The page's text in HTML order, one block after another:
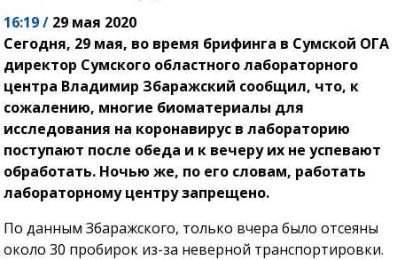
16:19 / 29 мая 2020
Сегодня, 29 мая, во время брифинга в Сумской ОГА
директор Сумского областного лабораторного
центра Владимир Збаражский сообщил, что, к
сожалению, многие биоматериалы для
исследования на коронавирус в лабораторию
поступают после обеда и к вечеру их не успевают
обработать. Ночью же, по его словам, работать
лабораторному центру запрещено.
По данным Збаражского, только вчера было отсеяны
около 30 пробирок из-за неверной транспортировки.